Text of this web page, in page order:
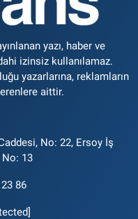
yazı, haber ve
izinsiz kullanılamaz.
yazarlarına, reklamların
aittir.
No: 22, Ersoy İş
No: 13
86